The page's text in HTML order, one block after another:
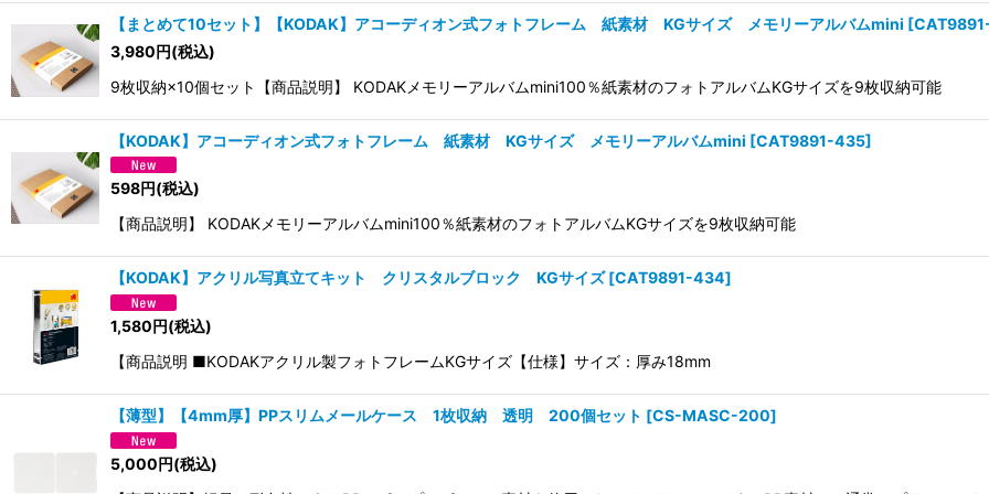
【まとめて10セット】【KODAK】アコーディオン式フォトフレーム 紙素材 KGサイズ メモリーアルバムmini [
3,980円(税込)
9枚収納×10個セット【商品説明】 KODAKメモリーアルバムmini100％紙素材のフォトアルバムKGサイズを9枚収納可能
【KODAK】アコーディオン式フォトフレーム 紙素材 KGサイズ メモリーアルバムmini [CAT9891-435]
598円(税込)
【商品説明】 KODAKメモリーアルバムmini100％紙素材のフォトアルバムKGサイズを9枚収納可能
【KODAK】アクリル写真立てキット クリスタルブロック KGサイズ [CAT9891-434]
1,580円(税込)
【商品説明 ■KODAKアクリル製フォトフレームKGサイズ【仕様】サイズ：厚み18mm
【薄型】【4mm厚】PPスリムメールケース 1枚収納 透明 200個セット [CS-MASC-200]
5,000円(税込)